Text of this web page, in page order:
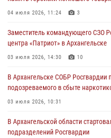
04 июля 2026, 11:24 3
Заместитель командующего СЗО
центра «Патриот» в Архангельске
03 июля 2026, 14:30 10
В Архангельске СОБР
подозреваемого в сбыте
03 июля 2026, 10:31
В Архангельской области
подразделений Росгвардии